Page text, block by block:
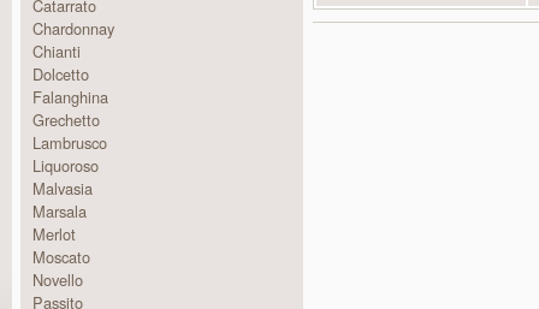
Catarrato
Chardonnay
Chianti
Dolcetto
Falanghina
Grechetto
Lambrusco
Liquoroso
Malvasia
Marsala
Merlot
Moscato
Novello
Passito